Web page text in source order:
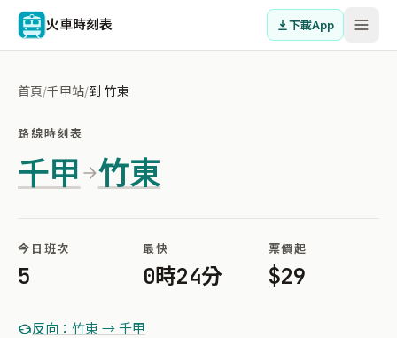
火車時刻表 下載App
首頁/千甲站/到 竹東
路線時刻表
千甲 竹東
今日班次
5
最快
0時24分
票價起
$29
反向：竹東 → 千甲